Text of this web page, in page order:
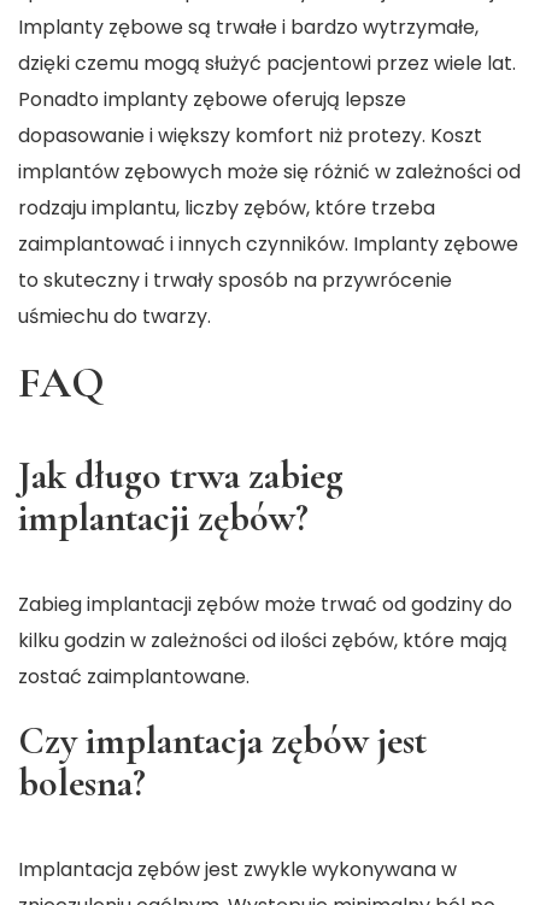
Implanty zębowe są trwałe i bardzo wytrzymałe,
dzięki czemu mogą służyć pacjentowi przez wiele lat.
Ponadto implanty zębowe oferują lepsze
dopasowanie i większy komfort niż protezy. Koszt
implantów zębowych może się różnić w zależności od
rodzaju implantu, liczby zębów, które trzeba
zaimplantować i innych czynników. Implanty zębowe
to skuteczny i trwały sposób na przywrócenie
uśmiechu do twarzy.
FAQ
Jak długo trwa zabieg
implantacji zębów?
Zabieg implantacji zębów może trwać od godziny do
kilku godzin w zależności od ilości zębów, które mają
zostać zaimplantowane.
Czy implantacja zębów jest
bolesna?
Implantacja zębów jest zwykle wykonywana w